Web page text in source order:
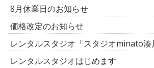
8月休業日のお知らせ
価格改定のお知らせ
レンタルスタジオ「スタジオminato湊
レンタルスタジオはじめます